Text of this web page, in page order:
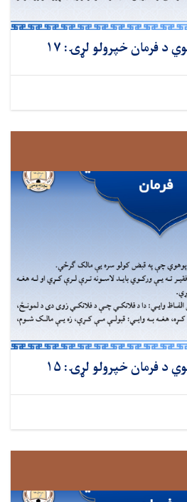
د فرمان خپرولو لړۍ: ۱۷
د فرمان خپرولو لړۍ: ۱۵